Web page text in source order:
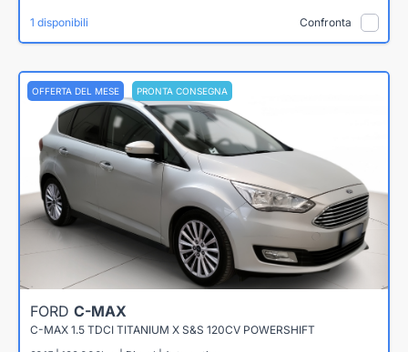
1 disponibili Confronta
OFFERTA DEL MESE PRONTA CONSEGNA
FORD C-MAX
C-MAX 1.5 TDCI TITANIUM X S&S 120CV POWERSHIFT